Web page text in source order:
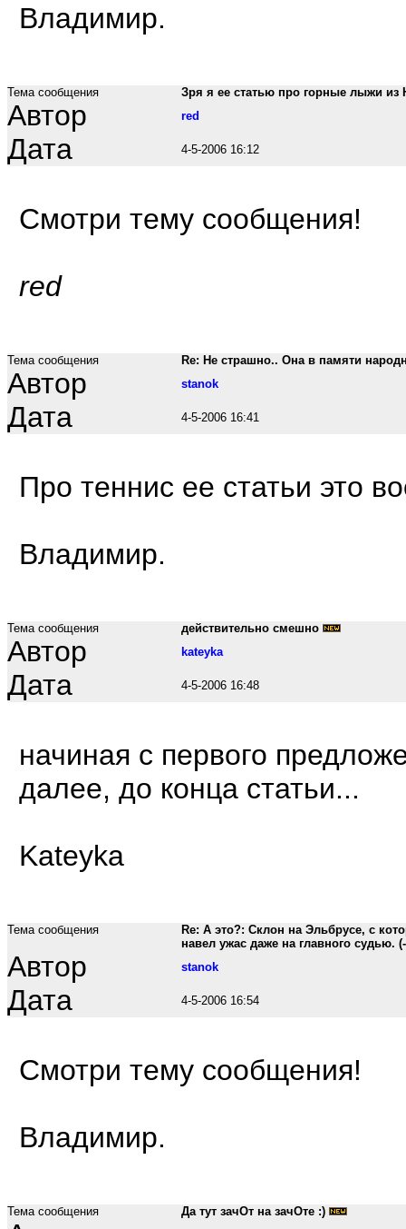
Владимир.
Тема сообщения Зря я ее статью про горные лыжи из
Автор red
Дата 4-5-2006 16:12
Смотри тему сообщения!
red
Тема сообщения Re: Не страшно.. Она в памяти
Автор stanok
Дата 4-5-2006 16:41
Про теннис ее статьи это
Владимир.
Тема сообщения действительно смешно
Автор kateyka
Дата 4-5-2006 16:48
начиная с первого
далее, до конца статьи...
Kateyka
Тема сообщения
Re: А это?: Склон на Эльбрусе, с
навел ужас даже на главного судью.
Автор stanok
Дата 4-5-2006 16:54
Смотри тему сообщения!
Владимир.
Тема сообщения Да тут зачОт на зачОте :)